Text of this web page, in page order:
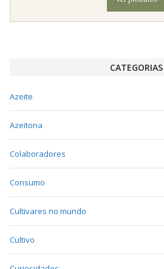
CATEGORIAS
Azeite
Azeitona
Colaboradores
Consumo
Cultivares no mundo
Cultivo